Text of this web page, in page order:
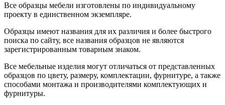
Все образцы мебели изготовлены по индивидуальному
проекту в единственном экземпляре.
Образцы имеют названия для их различия и более быстрого
поиска по сайту, все названия образцов не являются
зарегистрированным товарным знаком.
Все мебельные изделия могут отличаться от представленных
образцов по цвету, размеру, комплектации, фурнитуре, а также
способами монтажа и производителями комплектующих и
фурнитуры.